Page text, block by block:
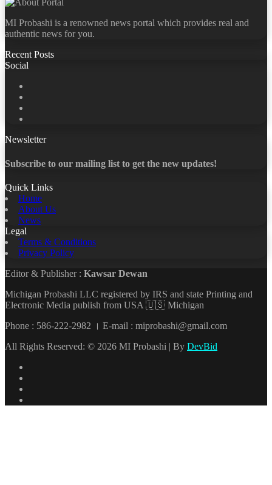
MI Probashi is a renowned news portal which provides real and
authentic news for you.
Recent Posts
Social
Newsletter
Subscribe to our mailing list to get the new updates!
Quick Links
Home
About Us
News
Legal
Terms & Conditions
Privacy Policy
Editor & Publisher : Kawsar Dewan
Michigan Probashi LLC registered by IRS and state Printing and
Electronic Media publish from USA 🇺🇸 Michigan
Phone : 586-222-2982 । E-mail : miprobashi@gmail.com
All Rights Reserved: © 2026 MI Probashi | By DevBid